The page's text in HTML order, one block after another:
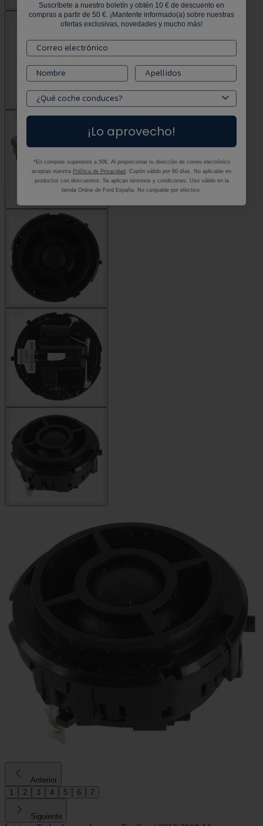
Anterior
1
2 3 4 5 6 7
Siguiente
Suscríbete a nuestro boletín y obtén 10 € de descuento en
compras a partir de 50 €. ¡Mantente informado(a) sobre nuestras
ofertas exclusivas, novedades y mucho más!
¡Lo aprovecho!
*En compras superiores a 50€. Al proporcionar tu dirección de correo electrónico
aceptas nuestra Política de Privacidad . Cupón válido por 60 días. No aplicable en
productos con descuentos. Se aplican términos y condiciones. Uso válido en la
tienda Online de Ford España. No canjeable por efectivo.